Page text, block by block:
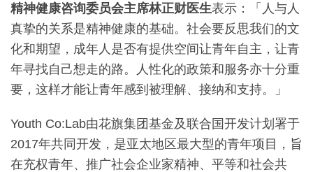
精神健康咨询委员会主席林正财医生表示：「人与人
真挚的关系是精神健康的基础。社会要反思我们的文
化和期望，成年人是否有提供空间让青年自主，让青
年寻找自己想走的路。人性化的政策和服务亦十分重
要，这样才能让青年感到被理解、接纳和支持。」
Youth Co:Lab由花旗集团基金及联合国开发计划署于
2017年共同开发，是亚太地区最大型的青年项目，旨
在充权青年、推广社会企业家精神、平等和社会共